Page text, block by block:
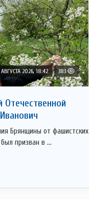
АВГУСТА 2026, 18:42 383
Отечественной
Брянщины от фашистских
призван в ...